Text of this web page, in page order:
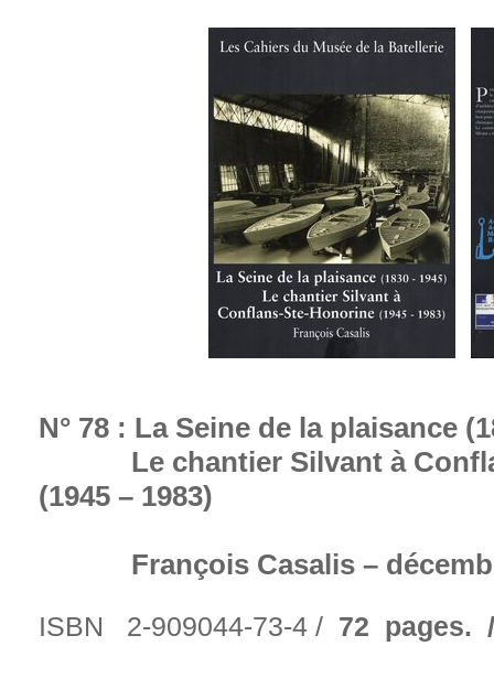
N° 78 : La Seine de la plaisance
Le chantier Silvant à
(1945 – 1983)
François Casalis –
ISBN 2-909044-73-4 / 72 pages.